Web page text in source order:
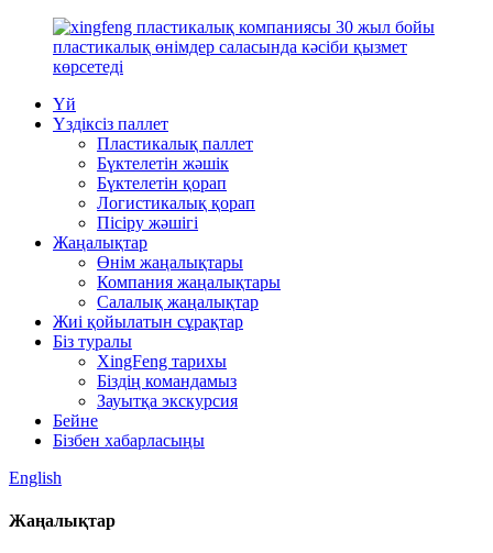
Үй
Үздіксіз паллет
Пластикалық паллет
Бүктелетін жәшік
Бүктелетін қорап
Логистикалық қорап
Пісіру жәшігі
Жаңалықтар
Өнім жаңалықтары
Компания жаңалықтары
Салалық жаңалықтар
Жиі қойылатын сұрақтар
Біз туралы
XingFeng тарихы
Біздің командамыз
Зауытқа экскурсия
Бейне
Бізбен хабарласыңы
English
Жаңалықтар